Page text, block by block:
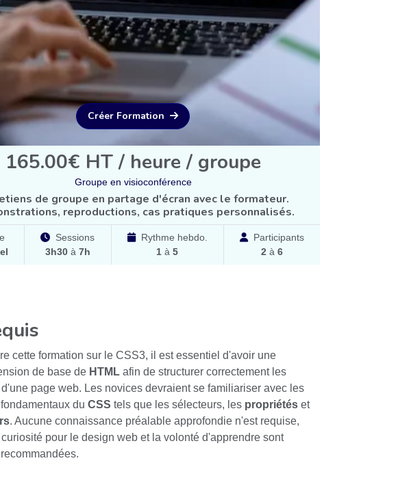
Créer Formation
165.00€ HT / heure / groupe
Groupe en visioconférence
de groupe en partage d'écran avec le formateur.
reproductions, cas pratiques personnalisés.
Sessions
3h30à 7h
Rythme hebdo.
1 à5
Participants
2à 6
cette formation sur le CSS3, il est essentiel d'avoir une
de base de HTML afin de structurer correctement les
page web. Les novices devraient se familiariser avec les
du CSS tels que les sélecteurs, les propriétés et
. Aucune connaissance préalable approfondie n'est requise,
pour le design web et la volonté d'apprendre sont